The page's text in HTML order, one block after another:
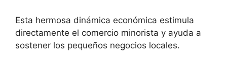
Esta hermosa dinámica económica estimula
directamente el comercio minorista y ayuda a
sostener los pequeños negocios locales.